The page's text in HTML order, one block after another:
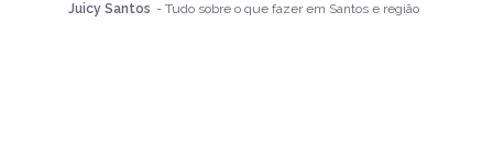
Juicy Santos - Tudo sobre o que fazer em Santos e região